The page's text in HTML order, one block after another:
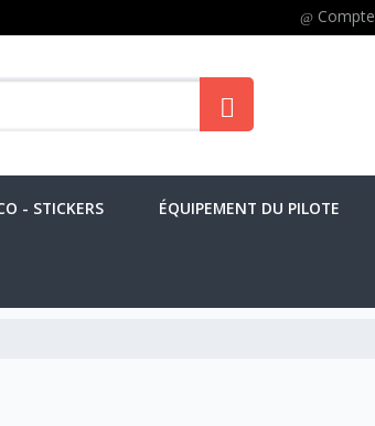
Compte
- STICKERS ÉQUIPEMENT DU PILOTE